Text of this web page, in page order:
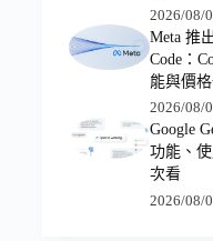
2026/08/
Meta 推
Code：
能與價
2026/08/
Google
功能、
次看
2026/08/